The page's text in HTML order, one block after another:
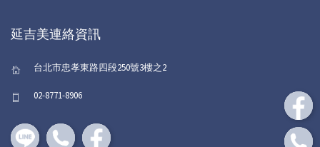
延吉美連絡資訊
台北市忠孝東路四段250號3樓之2
02-8771-8906